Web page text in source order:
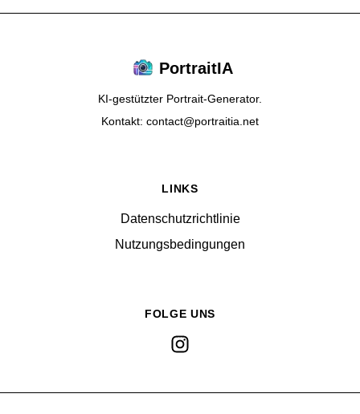
PortraitIA
KI-gestützter Portrait-Generator.
Kontakt: contact@portraitia.net
LINKS
Datenschutzrichtlinie
Nutzungsbedingungen
FOLGE UNS
Instagram